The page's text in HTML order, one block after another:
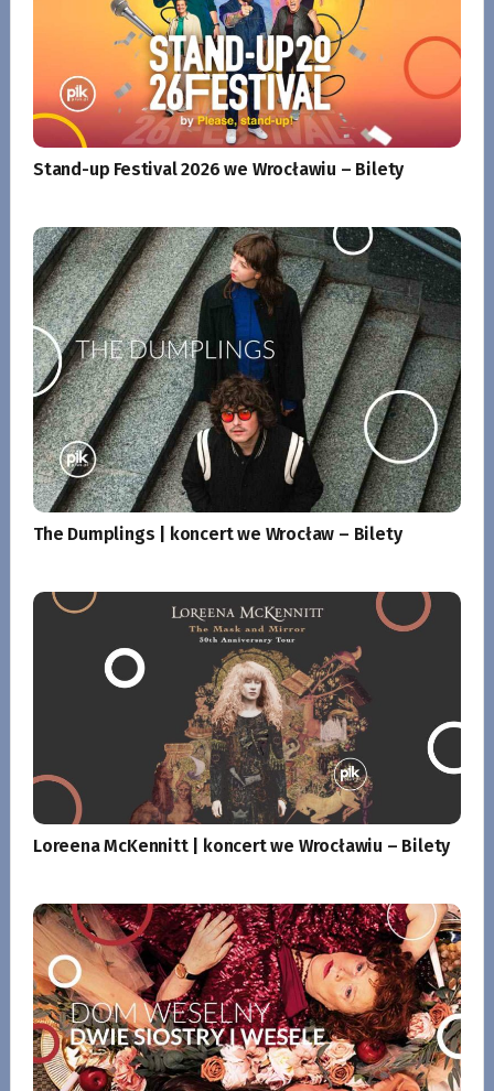
Stand-up Festival 2026 we Wrocławiu – Bilety
The Dumplings | koncert we Wrocław – Bilety
Loreena McKennitt | koncert we Wrocławiu – Bilety